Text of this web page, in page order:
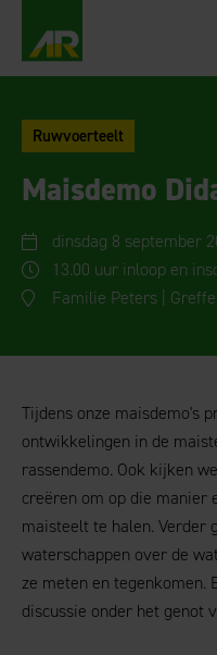
AgruniekRijnvallei
Ruwvoerteelt
Maisdemo
dinsdag 8 september
13.00 uur inloop en
Familie Peters |
Tijdens onze maisdemo's
ontwikkelingen in de
rassendemo. Ook kijken
creëren om op die manier
maisteelt te halen. Verder
waterschappen over de
ze meten en tegenkomen.
discussie onder het genot